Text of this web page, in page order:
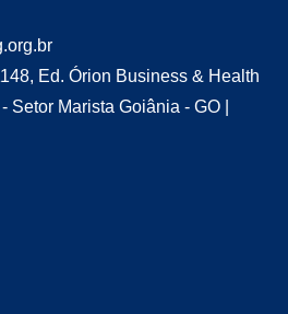
Ed. Órion Business & Health
Setor Marista Goiânia - GO |